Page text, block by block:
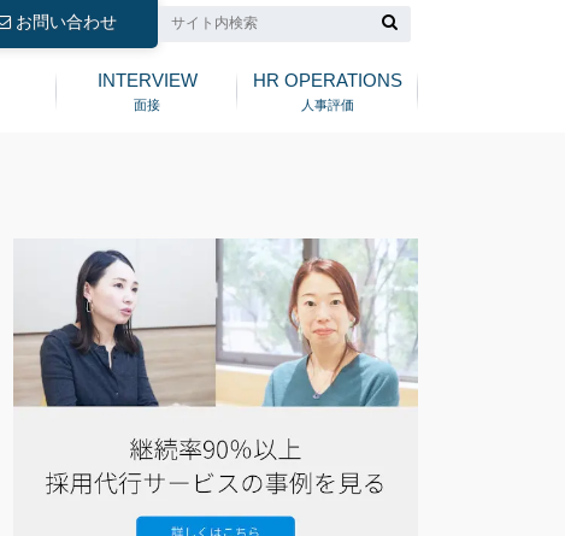
お問い合わせ
面接
INTERVIEW
人事評価
HR OPERATIONS